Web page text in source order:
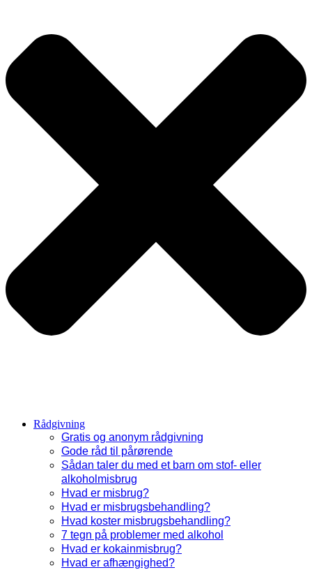
Rådgivning
Gratis og anonym rådgivning
Gode råd til pårørende
Sådan taler du med et barn om stof- eller
alkoholmisbrug
Hvad er misbrug?
Hvad er misbrugsbehandling?
Hvad koster misbrugsbehandling?
7 tegn på problemer med alkohol
Hvad er kokainmisbrug?
Hvad er afhængighed?